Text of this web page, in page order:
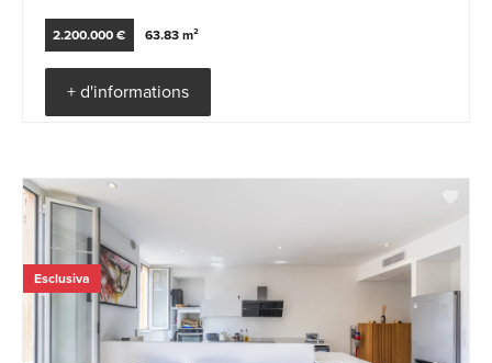
2.200.000 € 63.83 m²
+ d'informations
Esclusiva